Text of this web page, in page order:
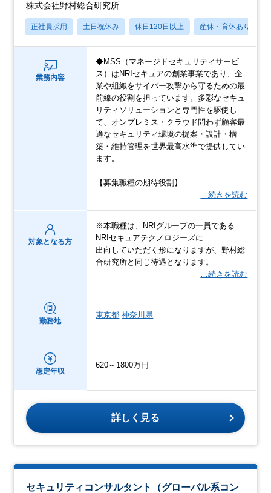
株式会社野村総合研究所
正社員採用 土日祝休み 休日120日以上 産休・育休あり
業務内容
◆MSS（マネージドセキュリティサービ
ス）はNRIセキュアの創業事業であり、企
業や組織をサイバー攻撃から守るための最
前線の役割を担っています。多彩なセキュ
リティソリューションと専門性を駆使し
て、オンプレミス・クラウド問わず顧客最
適なセキュリティ環境の提案・設計・構
築・維持管理を世界最高水準で提供してい
ます。
【募集職種の期待役割】
…続きを読む
対象となる方
※本職種は、NRIグループの一員である
NRIセキュアテクノロジーズに
出向していただく形になりますが、野村総
合研究所と同じ待遇となります。
…続きを読む
勤務地
東京都 神奈川県
想定年収
620～1800万円
詳しく見る
セキュリティコンサルタント（グローバル系コン